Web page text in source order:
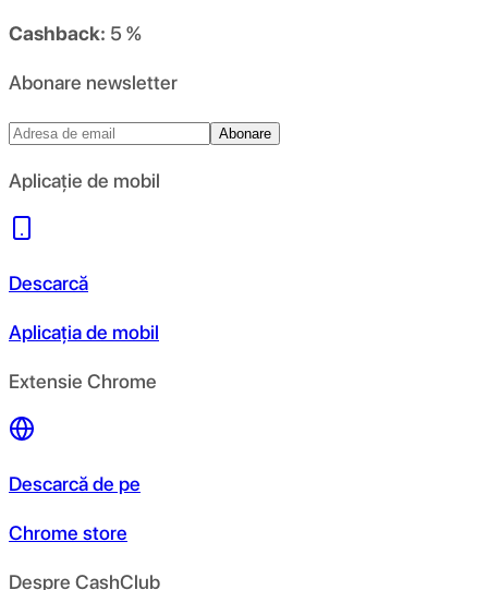
Cashback: 5 %
Abonare newsletter
Abonare
Aplicație de mobil
Descarcă
Aplicația de mobil
Extensie Chrome
Descarcă de pe
Chrome store
Despre CashClub